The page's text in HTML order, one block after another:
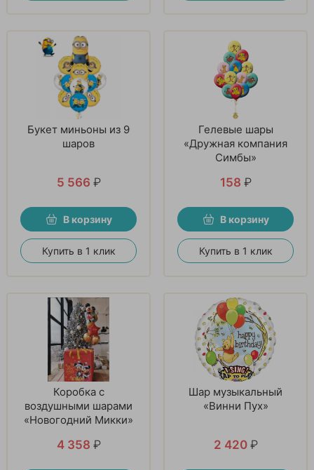
Букет миньоны из 9
шаров
5 566 ₽
В корзину
Купить в 1 клик
Гелевые шары
«Дружная компания
Симбы»
158 ₽
В корзину
Купить в 1 клик
Коробка с
воздушными шарами
«Новогодний Микки»
4 358 ₽
Шар музыкальный
«Винни Пух»
2 420 ₽